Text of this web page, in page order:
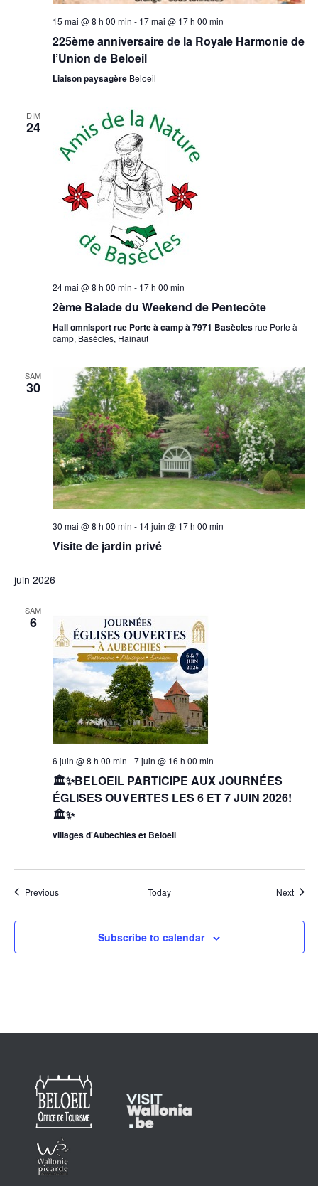
15 mai @ 8 h 00 min - 17 mai @ 17 h 00 min
225ème anniversaire de la Royale Harmonie de
l’Union de Beloeil
Liaison paysagère Beloeil
DIM
24
24 mai @ 8 h 00 min - 17 h 00 min
2ème Balade du Weekend de Pentecôte
Hall omnisport rue Porte à camp à 7971 Basèclesrue Porte à
camp, Basècles, Hainaut
SAM
30
30 mai @ 8 h 00 min - 14 juin @ 17 h 00 min
Visite de jardin privé
juin 2026
SAM
6
6 juin @ 8 h 00 min -7 juin @ 16 h 00 min
🏛️✨BELOEIL PARTICIPE AUX JOURNÉES
ÉGLISES OUVERTES LES 6 ET 7 JUIN 2026!
🏛️✨
villages d'Aubechies et Beloeil
PreviousEvents Today Next
Subscribe to calendar